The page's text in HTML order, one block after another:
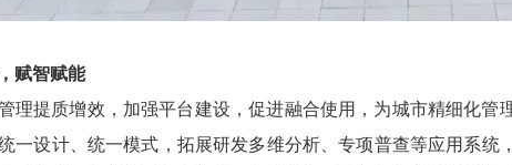
赋智赋能
理提质增效，加强平台建设，促进融合使用，为城市精细化
一设计、统一模式，拓展研发多维分析、专项普查等应用系